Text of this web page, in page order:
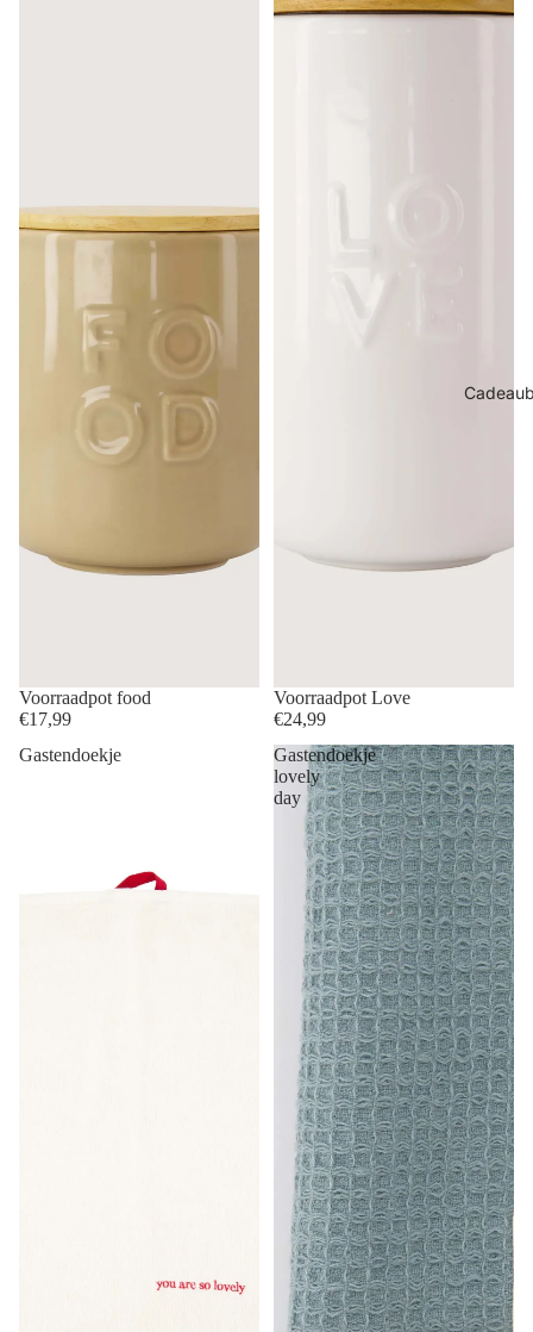
Voorraadpot food
€17,99
Voorraadpot Love
€24,99
Gastendoekje
Gastendoekje
lovely
day